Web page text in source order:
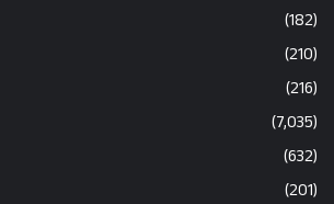
(182)
(210)
(216)
(7,035)
(632)
(201)